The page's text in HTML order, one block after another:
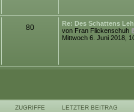
r
a
g
t
e
r
B
r
80
Re: Des Schattens
von Fran Flickenschuh
Mittwoch 6. Juni 2018,
ZUGRIFFE LETZTER BEITRAG